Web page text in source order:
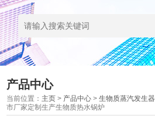
产品中心
当前位置： 主页 > 产品中心 >生物质蒸汽发生器
市厂家定制生产生物质热水锅炉